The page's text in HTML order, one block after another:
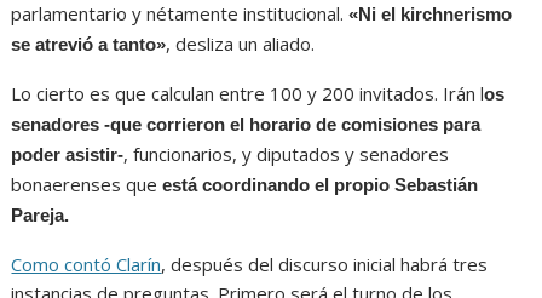
parlamentario y nétamente institucional. «Ni el kirchnerismo
se atrevió a tanto», desliza un aliado.
Lo cierto es que calculan entre 100 y 200 invitados. Irán los
senadores -que corrieron el horario de comisiones para
poder asistir-, funcionarios, y diputados y senadores
bonaerenses que está coordinando el propio Sebastián
Pareja.
Como contó Clarín, después del discurso inicial habrá tres
instancias de preguntas. Primero será el turno de los